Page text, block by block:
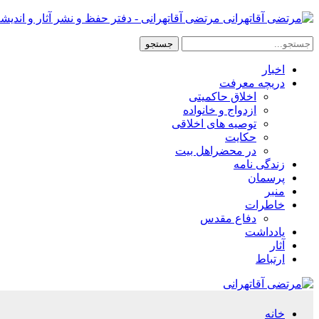
مرتضی آقاتهرانی - دفتر حفظ و نشر آثار و
اخبار
دریچه معرفت
اخلاق حاکمیتی
ازدواج و خانواده
توصیه های اخلاقی
حکایت
در محضراهل بیت
زندگی نامه
پرسمان
منبر
خاطرات
دفاع مقدس
یادداشت
آثار
ارتباط
خانه